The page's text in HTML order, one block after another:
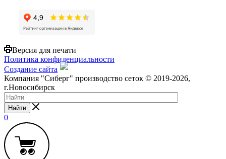
Версия для печати
Политика конфиденциальности
Создание сайта
Компания "Сиберг" производство сеток © 2019-2026,
г.Новосибирск
Найти
0